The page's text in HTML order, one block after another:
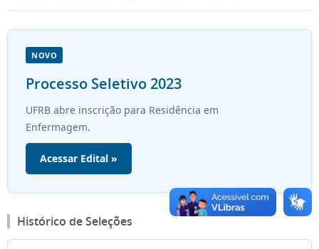
NOVO
Processo Seletivo 2023
UFRB abre inscrição para Residência em
Enfermagem.
Acessar Edital »
Histórico de Seleções